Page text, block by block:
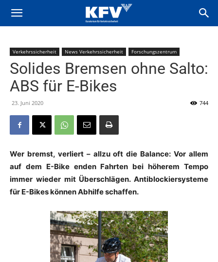
Verkehrssicherheit News Verkehrssicherheit Forschungszentrum
Solides Bremsen ohne Salto:
ABS für E-Bikes
23. Juni 2020 744
Wer bremst, verliert – allzu oft die Balance: Vor allem
auf dem E-Bike enden Fahrten bei höherem Tempo
immer wieder mit Überschlägen. Antiblockiersysteme
für E-Bikes können Abhilfe schaffen.